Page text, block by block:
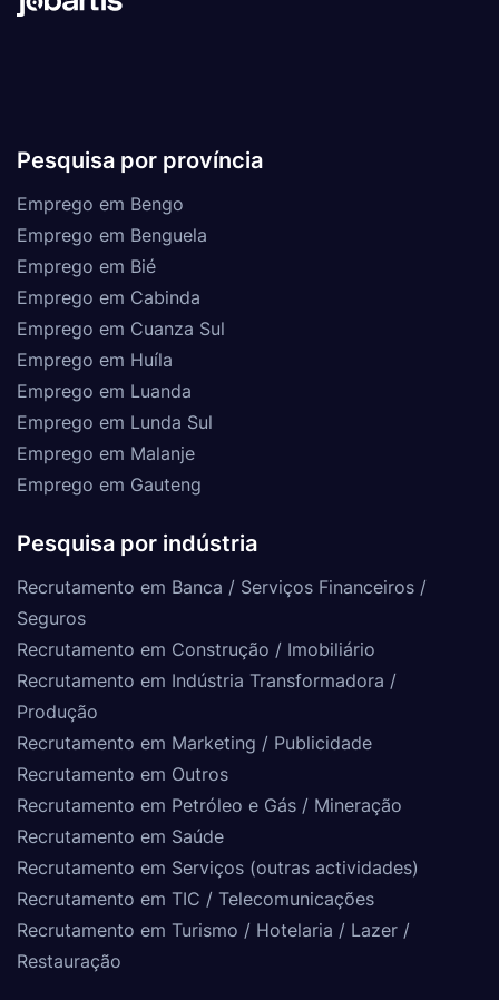
Pesquisa por província
Emprego em Bengo
Emprego em Benguela
Emprego em Bié
Emprego em Cabinda
Emprego em Cuanza Sul
Emprego em Huíla
Emprego em Luanda
Emprego em Lunda Sul
Emprego em Malanje
Emprego em Gauteng
Pesquisa por indústria
Recrutamento em Banca / Serviços Financeiros /
Seguros
Recrutamento em Construção / Imobiliário
Recrutamento em Indústria Transformadora /
Produção
Recrutamento em Marketing / Publicidade
Recrutamento em Outros
Recrutamento em Petróleo e Gás / Mineração
Recrutamento em Saúde
Recrutamento em Serviços (outras actividades)
Recrutamento em TIC / Telecomunicações
Recrutamento em Turismo / Hotelaria / Lazer /
Restauração